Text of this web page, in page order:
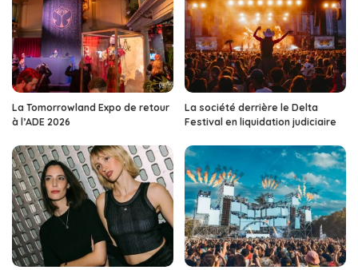
La Tomorrowland Expo de retour
à l’ADE 2026
La société derrière le Delta
Festival en liquidation judiciaire